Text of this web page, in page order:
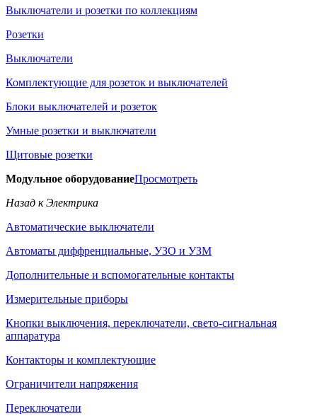
Выключатели и розетки по коллекциям
Розетки
Выключатели
Комплектующие для розеток и выключателей
Блоки выключателей и розеток
Умные розетки и выключатели
Щитовые розетки
Модульное оборудованиеПросмотреть
Назад к Электрика
Автоматические выключатели
Автоматы диффренциальные, УЗО и УЗМ
Дополнительные и вспомогательные контакты
Измерительные приборы
Кнопки выключения, переключатели, свето-сигнальная
аппаратура
Контакторы и комплектующие
Ограничители напряжения
Переключатели